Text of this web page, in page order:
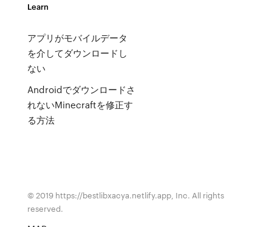
Learn
アプリがモバイルデータ
を介してダウンロードし
ない
Androidでダウンロードさ
れないMinecraftを修正す
る方法
© 2019 https://bestlibxacya.netlify.app, Inc. All rights
reserved.